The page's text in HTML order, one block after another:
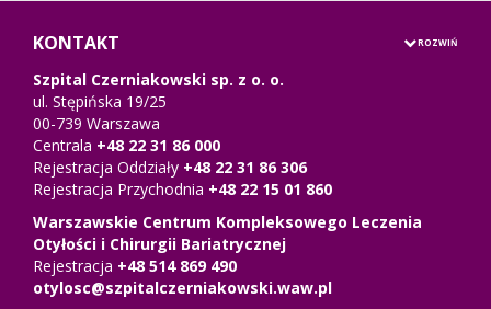
KONTAKT
Szpital Czerniakowski sp. z o. o.
ul. Stępińska 19/25
00-739 Warszawa
Centrala +48 22 31 86 000
Rejestracja Oddziały +48 22 31 86 306
Rejestracja Przychodnia +48 22 15 01 860
Warszawskie Centrum Kompleksowego Leczenia
Otyłości i Chirurgii Bariatrycznej
Rejestracja +48 514 869 490
otylosc@szpitalczerniakowski.waw.pl